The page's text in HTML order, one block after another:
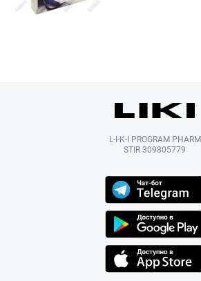
L-I-K-I PROGRAM PHARM
STIR 309805779